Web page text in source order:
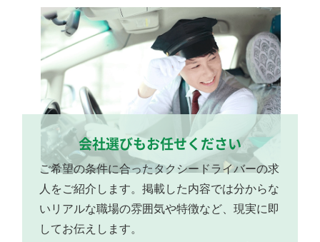
会社選びもお任せください
ご希望の条件に合ったタクシードライバーの求
人をご紹介します。掲載した内容では分からな
いリアルな職場の雰囲気や特徴など、現実に即
してお伝えします。